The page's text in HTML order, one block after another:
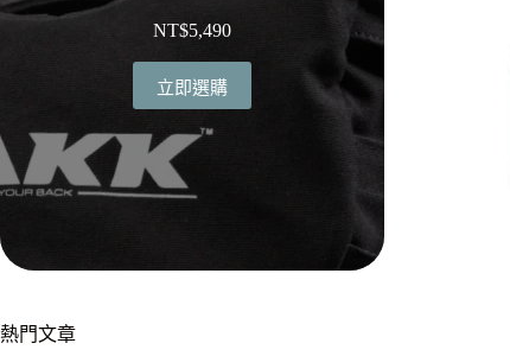
NT$5,490
立即選購
熱門文章